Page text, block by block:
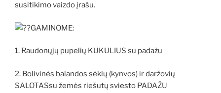
susitikimo vaizdo įrašu.
GAMINOME:
1. Raudonųjų pupelių KUKULIUS su padažu
2. Bolivinės balandos sėklų (kynvos) ir daržovių
SALOTASsu žemės riešutų sviesto PADAŽU